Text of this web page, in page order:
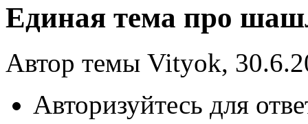
Единая тема про
Автор темы Vityok,
Авторизуйтесь для